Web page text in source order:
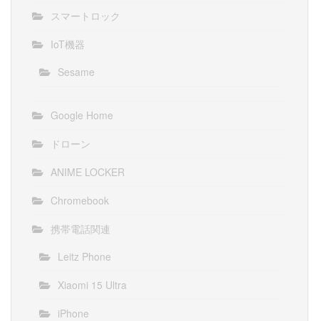
スマートロック
IoT機器
Sesame
Google Home
ドローン
ANIME LOCKER
Chromebook
携帯電話関連
Leitz Phone
Xiaomi 15 Ultra
iPhone